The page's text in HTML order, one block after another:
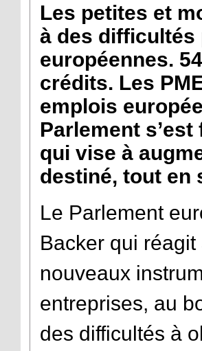
Les petites et
à des difficultés
européennes.
crédits. Les
emplois
Parlement
qui vise à
destiné, tout en
Le Parlement
Backer qui
nouveaux
entreprises, au
des difficultés à